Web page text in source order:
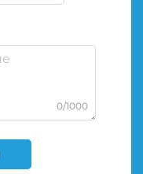
0/1000